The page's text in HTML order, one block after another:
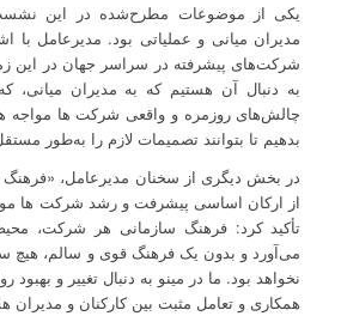
یکی از موضوعات مطرح‌شده در این
مدیران میانی و عملیاتی بود. مدیرعامل با
شرکت‌های پیشرفته در سراسر جهان در این
به دنبال آن هستیم که به مدیران میانی‌،
چالش‌های روزمره و واقعی شرکت ها مواجه
بدهیم تا بتوانند تصمیمات لازم را به‌طور
در بخش دیگری از سخنان مدیرعامل، «فرهنگ
از ارکان اساسی پیشرفت و رشد شرکت ها
تأکید کرد: فرهنگ سازمانی هر شرکت،
می‌آورد و بدون یک فرهنگ قوی و سالم، هیچ
نخواهد بود. ما در مینو به دنبال تغییر و بهبود
همکاری و تعامل مثبت بین کارکنان و مدیران